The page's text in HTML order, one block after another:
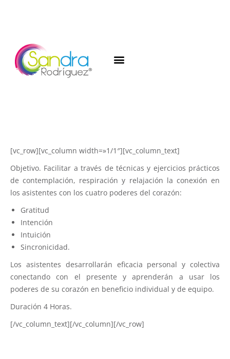
[vc_row][vc_column width=»1/1″][vc_column_text]
Objetivo. Facilitar a través de técnicas y ejercicios prácticos
de contemplación, respiración y relajación la conexión en
los asistentes con los cuatro poderes del corazón:
Gratitud
Intención
Intuición
Sincronicidad.
Los asistentes desarrollarán eficacia personal y colectiva
conectando con el presente y aprenderán a usar los
poderes de su corazón en beneficio individual y de equipo.
Duración 4 Horas.
[/vc_column_text][/vc_column][/vc_row]